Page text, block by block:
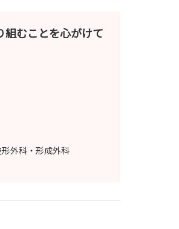
組むことを心がけて
外科・形成外科